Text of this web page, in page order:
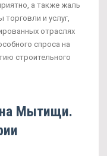
а также жаль
торговли и услуг,
отраслях
спроса на
строительного
Мытищи.